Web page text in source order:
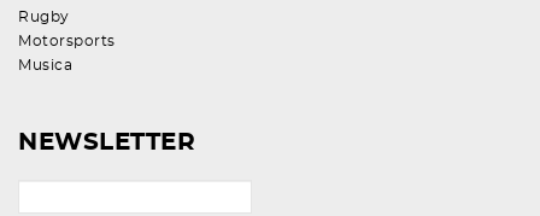
Rugby
Motorsports
Musica
NEWSLETTER